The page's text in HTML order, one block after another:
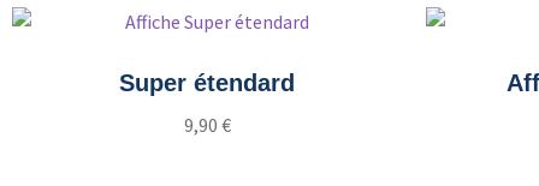
Super étendard
9,90 €